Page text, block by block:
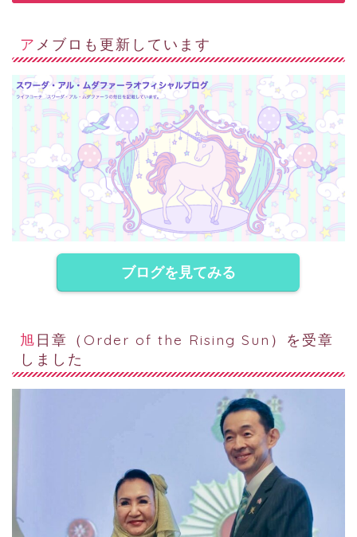
アメブロも更新しています
ブログを見てみる
旭日章（Order of the Rising Sun）を受章
しました